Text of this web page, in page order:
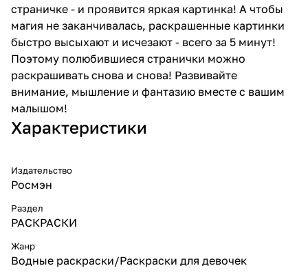
страничке - и проявится яркая картинка! А чтобы
магия не заканчивалась, раскрашенные картинки
быстро высыхают и исчезают - всего за 5 минут!
Поэтому полюбившиеся странички можно
раскрашивать снова и снова! Развивайте
внимание, мышление и фантазию вместе с вашим
малышом!
Характеристики
Издательство
Росмэн
Раздел
РАСКРАСКИ
Жанр
Водные раскраски/Раскраски для девочек